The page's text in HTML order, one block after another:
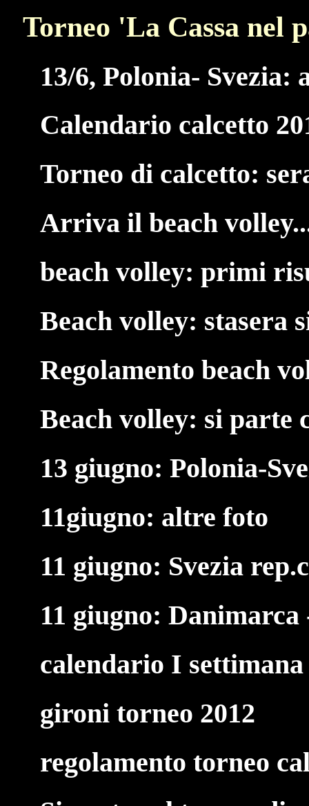
Torneo 'La Cassa nel
13/6, Polonia- Svezia:
Calendario calcetto
Torneo di calcetto:
Arriva il beach
beach volley: primi
Beach volley: stasera
Regolamento beach
Beach volley: si parte
13 giugno: Polonia-
11giugno: altre foto
11 giugno: Svezia
11 giugno:
calendario I
gironi torneo 2012
regolamento torneo